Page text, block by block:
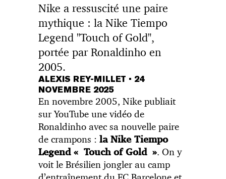
Nike a ressuscité une paire
mythique : la Nike Tiempo
Legend "Touch of Gold",
portée par Ronaldinho en
2005.
ALEXIS REY-MILLET • 24
NOVEMBRE 2025
En novembre 2005, Nike publiait
sur YouTube une vidéo de
Ronaldinho avec sa nouvelle paire
de crampons : la Nike Tiempo
Legend « Touch of Gold ». On y
voit le Brésilien jongler au camp